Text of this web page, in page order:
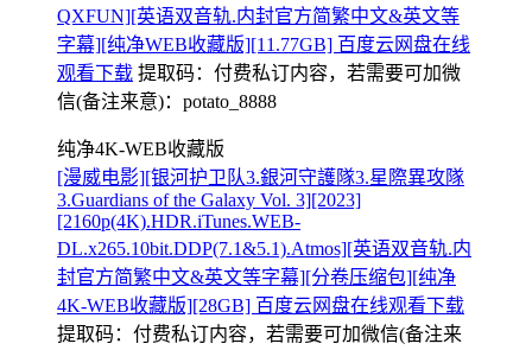
QXFUN][英语双音轨.内封官方简繁中文&英文等
字幕][纯净WEB收藏版][11.77GB] 百度云网盘在线
观看下载 提取码： 付费私订内容，若需要可加微
信(备注来意)：potato_8888
纯净4K-WEB收藏版
[漫威电影][银河护卫队3.銀河守護隊3.星際異攻隊
3.Guardians of the Galaxy Vol. 3][2023]
[2160p(4K).HDR.iTunes.WEB-
DL.x265.10bit.DDP(7.1&5.1).Atmos][英语双音轨.内
封官方简繁中文&英文等字幕][分卷压缩包][纯净
4K-WEB收藏版][28GB] 百度云网盘在线观看下载
提取码： 付费私订内容，若需要可加微信(备注来